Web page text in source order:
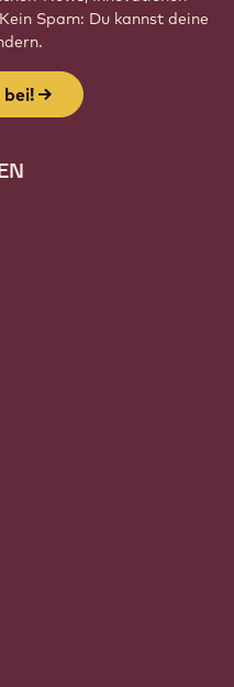
Spam: Du kannst deine